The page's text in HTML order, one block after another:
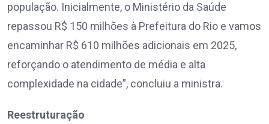
população. Inicialmente, o Ministério da Saúde
repassou R$ 150 milhões à Prefeitura do Rio e vamos
encaminhar R$ 610 milhões adicionais em 2025,
reforçando o atendimento de média e alta
complexidade na cidade”, concluiu a ministra.
Reestruturação